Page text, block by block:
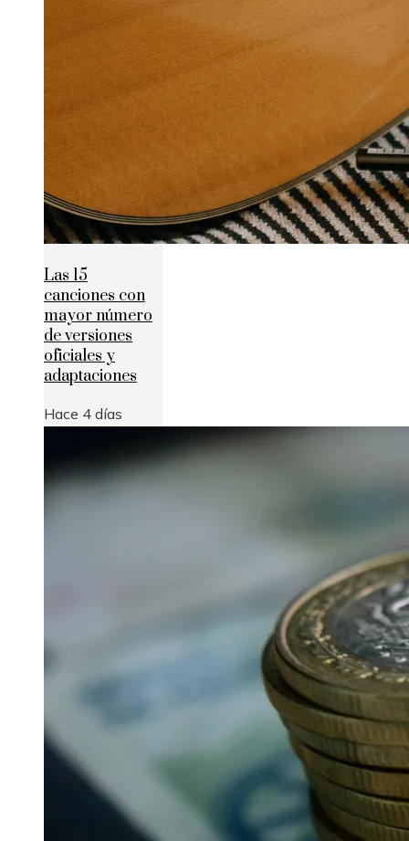
Las 15
canciones con
mayor número
de versiones
oficiales y
adaptaciones
Hace 4 días